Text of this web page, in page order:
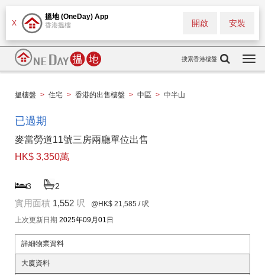
X
搵地 (OneDay) App
香港搵樓 安裝
開啟
搜索香港樓盤
搵樓盤 > 住宅 > 香港的出售樓盤 > 中區 > 中半山
已過期
麥當勞道11號三房兩廳單位出售
HK$ 3,350萬
3 2
實用面積 1,552 呎 @HK$ 21,585 / 呎
上次更新日期 2025年09月01日
詳細物業資料
大廈資料